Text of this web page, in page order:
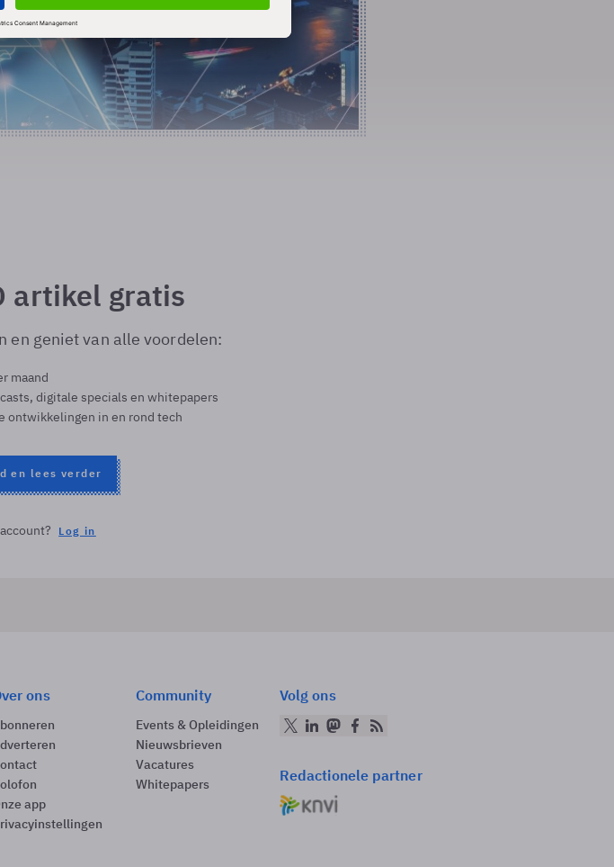
artikel gratis
en geniet van alle voordelen:
maand
digitale specials en whitepapers
ontwikkelingen in en rond tech
en lees verder
Log in
ons
app
Community
Events & Opleidingen
Nieuwsbrieven
Vacatures
Whitepapers
Volg ons
Redactionele partner